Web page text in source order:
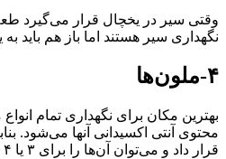
وقتی سیر در یخچال قرار می‌گیرد
نگهداری سیر هستند اما باز هم باید به
۴-ملون‌ها
بهترین مکان برای نگهداری تمام
محتوی آنتی اکسیدانی آنها می‌شود.
قرار داد و می‌توان آن‌ها را برای ۳ یا ۴ روز در یخچال نگهداری کرد.